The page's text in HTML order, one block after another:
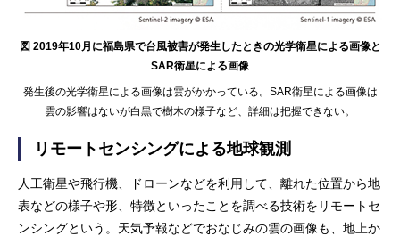
図 2019年10月に福島県で台風被害が発生したときの光学衛星による画像と
SAR衛星による画像
発生後の光学衛星による画像は雲がかかっている。SAR衛星による画像は
雲の影響はないが白黒で樹木の様子など、詳細は把握できない。
リモートセンシングによる地球観測
人工衛星や飛行機、ドローンなどを利用して、離れた位置から地
表などの様子や形、特徴といったことを調べる技術をリモートセ
ンシングという。天気予報などでおなじみの雲の画像も、地上か